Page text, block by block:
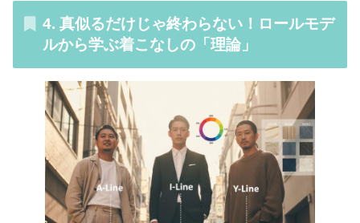
4. 真似るだけじゃ終わらない！ロールモデ
ルから学ぶ着こなしの「理論」